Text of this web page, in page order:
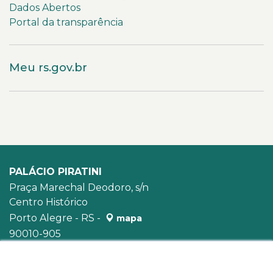
Dados Abertos
Portal da transparência
Meu rs.gov.br
PALÁCIO PIRATINI
Praça Marechal Deodoro, s/n
Centro Histórico
Porto Alegre - RS -
mapa
90010-905